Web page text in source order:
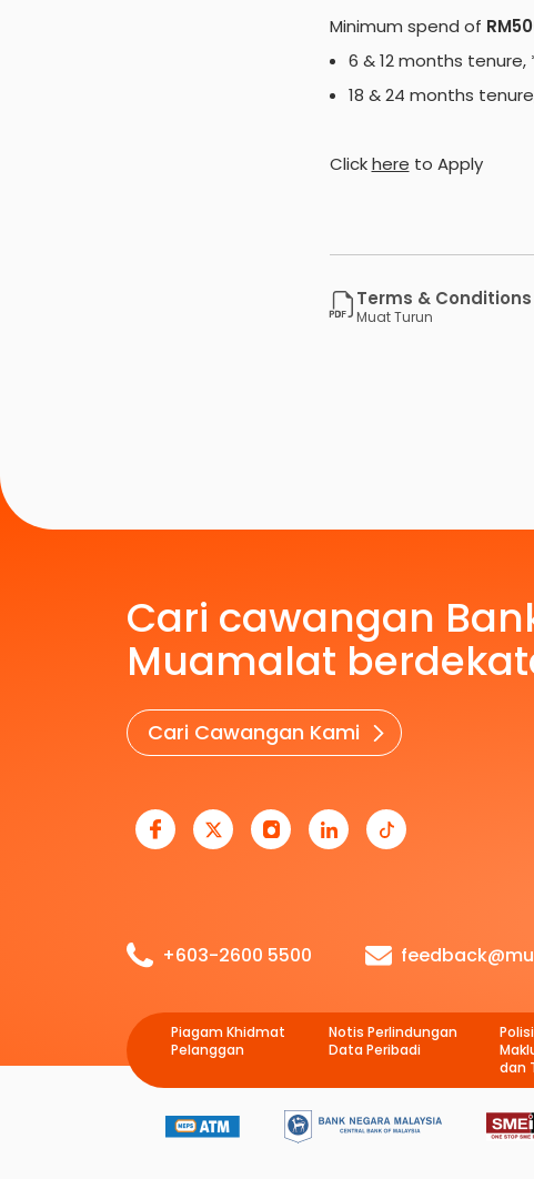
Minimum spend of
6 & 12 months tenure,
18 & 24 months
Clickhere to Apply
Terms & Conditions
Muat Turun
Cari cawangan
Muamalat
Cari Cawangan Kami
+603-2600 5500
Piagam Khidmat
Pelanggan
Notis Perlindungan
Data Peribadi
dan